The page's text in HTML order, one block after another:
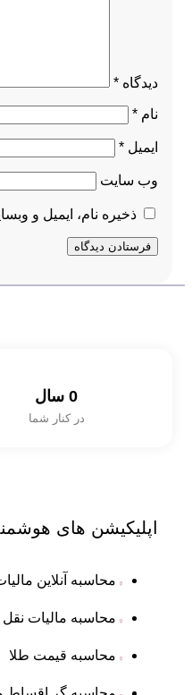
دیدگاه *
نام *
ایمیل *
وب‌ سایت
ذخیره نام، ایمیل و
در کنار شما
0
اپلیکیشن های
محاسبه آنلاین
محاسبه مالیات نقل
محاسبه قیمت طلا